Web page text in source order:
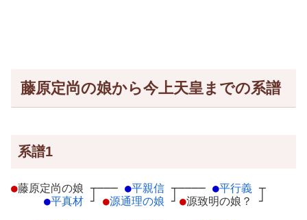
藤原定尚の娘から今上天皇までの系譜
系譜1
●藤原定尚の娘 ┬
●平真材 ┘
─── ●平親信 ┬
●源通理の娘 ┘
──── ●平行義 ┬
●源致明の娘？ ┘